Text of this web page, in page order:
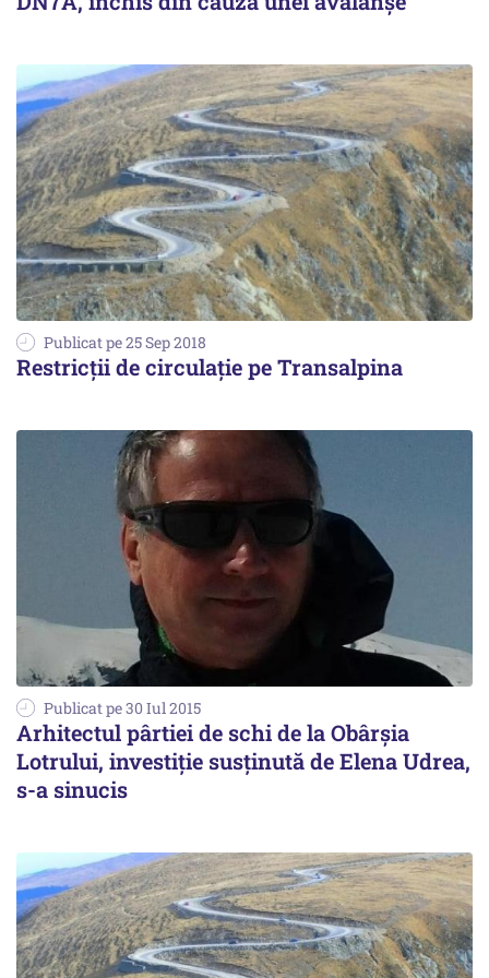
Publicat pe 25 Sep 2018
Restricții de circulație pe Transalpina
Publicat pe 30 Iul 2015
Arhitectul pârtiei de schi de la Obârșia
Lotrului, investiție susținută de Elena Udrea,
s-a sinucis